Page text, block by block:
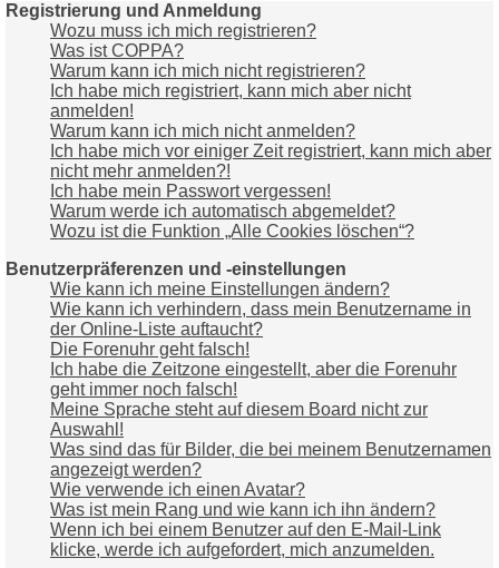
Registrierung und Anmeldung
Wozu muss ich mich registrieren?
Was ist COPPA?
Warum kann ich mich nicht registrieren?
Ich habe mich registriert, kann mich aber nicht
anmelden!
Warum kann ich mich nicht anmelden?
Ich habe mich vor einiger Zeit registriert, kann mich aber
nicht mehr anmelden?!
Ich habe mein Passwort vergessen!
Warum werde ich automatisch abgemeldet?
Wozu ist die Funktion „Alle Cookies löschen“?
Benutzerpräferenzen und -einstellungen
Wie kann ich meine Einstellungen ändern?
Wie kann ich verhindern, dass mein Benutzername in
der Online-Liste auftaucht?
Die Forenuhr geht falsch!
Ich habe die Zeitzone eingestellt, aber die Forenuhr
geht immer noch falsch!
Meine Sprache steht auf diesem Board nicht zur
Auswahl!
Was sind das für Bilder, die bei meinem Benutzernamen
angezeigt werden?
Wie verwende ich einen Avatar?
Was ist mein Rang und wie kann ich ihn ändern?
Wenn ich bei einem Benutzer auf den E-Mail-Link
klicke, werde ich aufgefordert, mich anzumelden.